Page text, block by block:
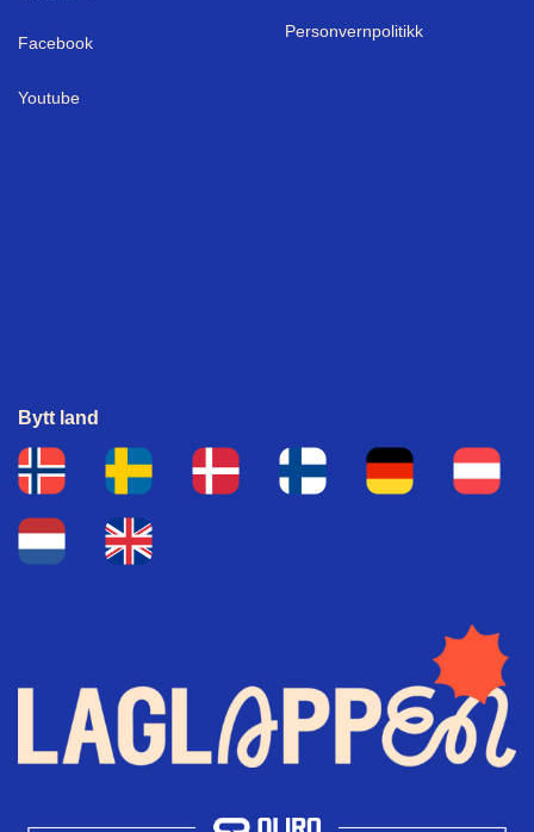
Facebook
Youtube
Personvernpolitikk
Bytt land